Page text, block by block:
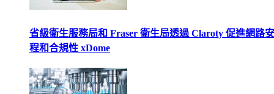
省級衛生服務局和 Fraser 衛生局透過 Claroty 促進網路
程和合規性 xDome